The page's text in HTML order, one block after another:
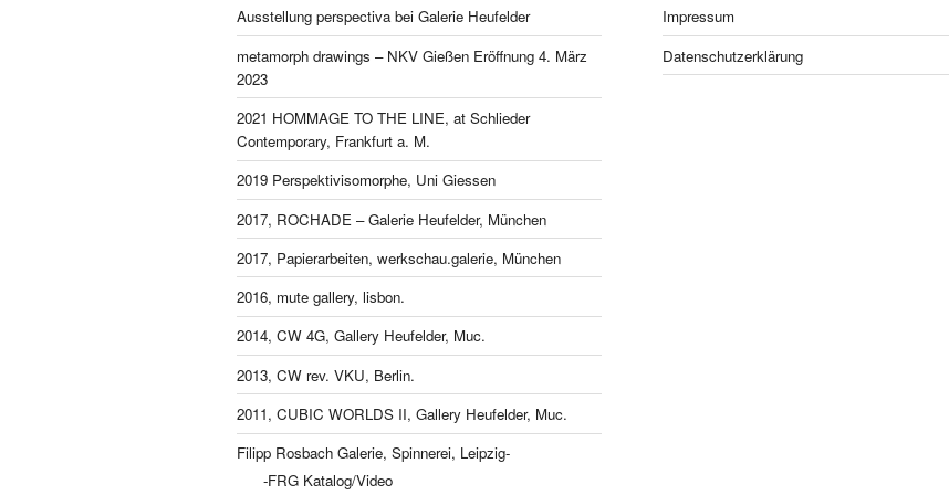
Ausstellung perspectiva bei Galerie Heufelder
metamorph drawings – NKV Gießen Eröffnung 4. März
2023
2021 HOMMAGE TO THE LINE, at Schlieder
Contemporary, Frankfurt a. M.
2019 Perspektivisomorphe, Uni Giessen
2017, ROCHADE – Galerie Heufelder, München
2017, Papierarbeiten, werkschau.galerie, München
2016, mute gallery, lisbon.
2014, CW 4G, Gallery Heufelder, Muc.
2013, CW rev. VKU, Berlin.
2011, CUBIC WORLDS II, Gallery Heufelder, Muc.
Filipp Rosbach Galerie, Spinnerei, Leipzig-
-FRG Katalog/Video
Impressum
Datenschutzerklärung